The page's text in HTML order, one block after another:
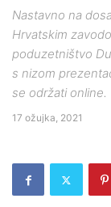
Nastavno na
Hrvatskim
poduzetništvo
s nizom
se održati online.
17 ožujka, 2021